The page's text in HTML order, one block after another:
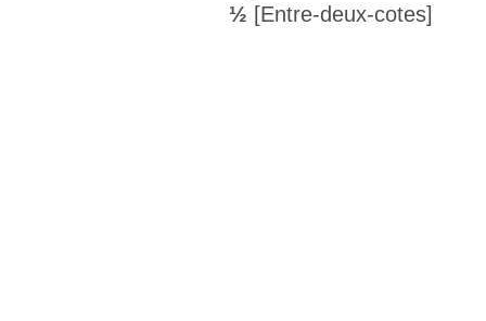
½ [Entre-deux-cotes]